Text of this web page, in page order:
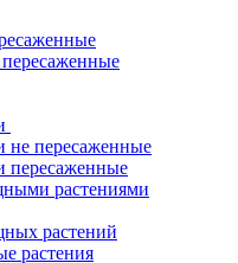
не пересаженные
пересаженные
растениями
растений
растения